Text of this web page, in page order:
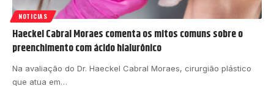
NOTICIAS
Haeckel Cabral Moraes comenta os mitos comuns sobre o
preenchimento com ácido hialurônico
Na avaliação do Dr. Haeckel Cabral Moraes, cirurgião plástico
que atua em…